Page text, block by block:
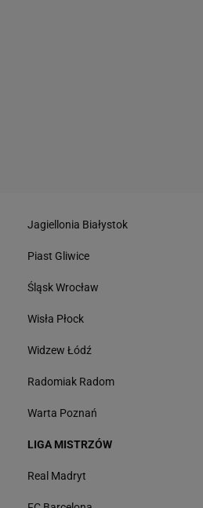
Jagiellonia Białystok
Piast Gliwice
Śląsk Wrocław
Wisła Płock
Widzew Łódź
Radomiak Radom
Warta Poznań
LIGA MISTRZÓW
Real Madryt